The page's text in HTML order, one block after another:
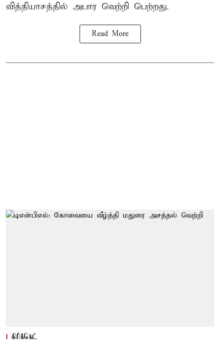
வித்தியாசத்தில் அபார வெற்றி பெற்றது.
Read More
கிரிக்கெட்